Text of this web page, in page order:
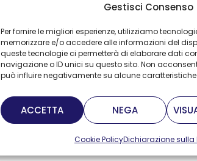
Gestisci Consenso
Per fornire le migliori esperienze, utilizziamo
memorizzare e/o accedere alle informazioni del
queste tecnologie ci permetterà di elaborare dati
navigazione o ID unici su questo sito. Non
può influire negativamente su alcune caratteristiche
ACCETTA NEGA
Cookie PolicyDichiarazione sulla
Bicincittà Italia S.r.l.
sistema di gestione ambientale
Dasa-Rägister
14001:2015.
Bicincittà Italia
environmental
system
withUNI EN